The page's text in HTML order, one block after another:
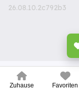
Zuhause Favoriten
26.08.10.2c792b3